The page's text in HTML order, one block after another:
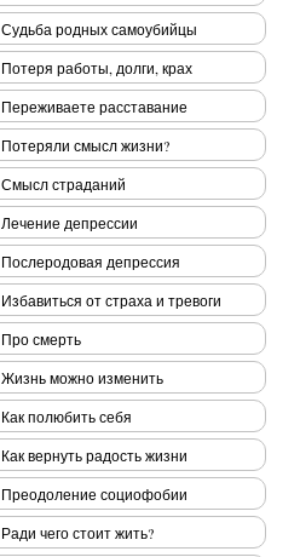
Судьба родных самоубийцы
Потеря работы, долги, крах
Переживаете расставание
Потеряли смысл жизни?
Смысл страданий
Лечение депрессии
Послеродовая депрессия
Избавиться от страха и тревоги
Про смерть
Жизнь можно изменить
Как полюбить себя
Как вернуть радость жизни
Преодоление социофобии
Ради чего стоит жить?